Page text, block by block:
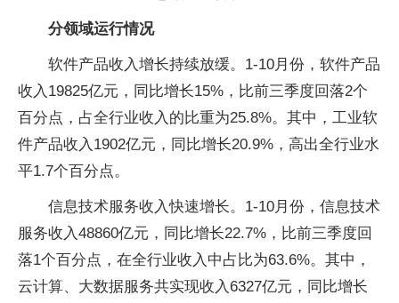
分领域运行情况
软件产品收入增长持续放缓。1-10月份，软件产品
收入19825亿元，同比增长15%，比前三季度回落2个
百分点，占全行业收入的比重为25.8%。其中，工业软
件产品收入1902亿元，同比增长20.9%，高出全行业水
平1.7个百分点。
信息技术服务收入快速增长。1-10月份，信息技术
服务收入48860亿元，同比增长22.7%，比前三季度回
落1个百分点，在全行业收入中占比为63.6%。其中，
云计算、大数据服务共实现收入6327亿元，同比增长